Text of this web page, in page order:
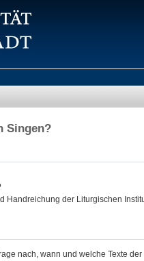
Singen?
Handreichung der Liturgischen
nach, wann und welche Texte